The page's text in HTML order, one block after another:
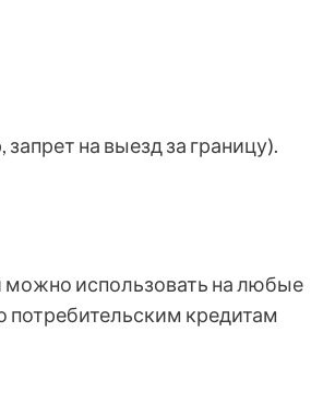
на выезд за границу).
можно использовать на любые
потребительским кредитам